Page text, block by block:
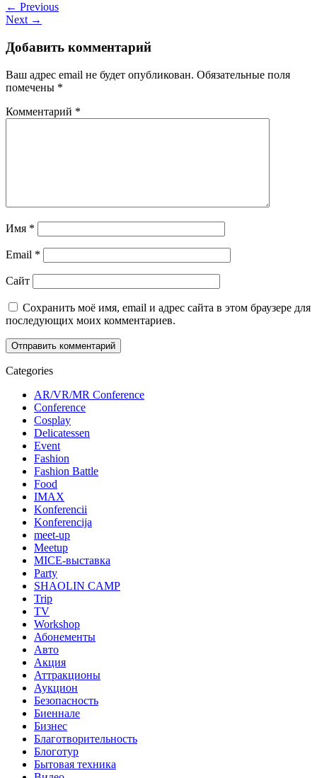
← Previous
Next →
Добавить комментарий
Ваш адрес email не будет опубликован. Обязательные поля
помечены *
Комментарий *
Имя *
Email *
Сайт
Сохранить моё имя, email и адрес сайта в этом браузере для
последующих моих комментариев.
Categories
AR/VR/MR Conference
Conference
Cosplay
Delicatessen
Event
Fashion
Fashion Battle
Food
IMAX
Konferencii
Konferencija
meet-up
Meetup
MICE-выставка
Party
SHAOLIN CAMP
Trip
TV
Workshop
Абонементы
Авто
Акция
Аттракционы
Аукцион
Безопасность
Биеннале
Бизнес
Благотворительность
Блоготур
Бытовая техника